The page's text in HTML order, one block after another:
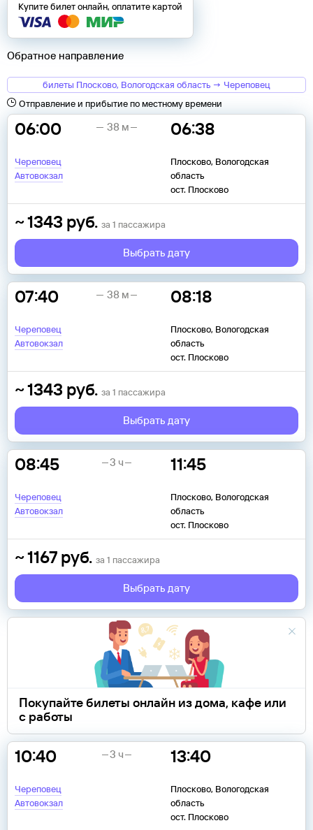
Купите билет онлайн, оплатите картой
Обратное направление
билеты Плосково, Вологодская область → Череповец
Отправление и прибытие по местному времени
06:00
Череповец
Автовокзал
06:38
Плосково, Вологодская
область
ост. Плосково
38 м
~1343 руб. за 1 пассажира
Выбрать дату
07:40
Череповец
Автовокзал
08:18
Плосково, Вологодская
область
ост. Плосково
38 м
~1343 руб. за 1 пассажира
Выбрать дату
08:45
Череповец
Автовокзал
11:45
Плосково, Вологодская
область
ост. Плосково
3 ч
~1167 руб. за 1 пассажира
Выбрать дату
Покупайте билеты онлайн из дома, кафе или
с работы
10:40
Череповец
Автовокзал
13:40
Плосково, Вологодская
область
ост. Плосково
3 ч